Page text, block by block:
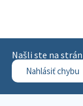
Našli ste na
Nahlásiť chybu